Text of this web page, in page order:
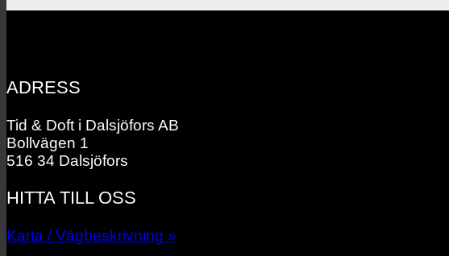
ADRESS
Tid & Doft i Dalsjöfors AB
Bollvägen 1
516 34 Dalsjöfors
HITTA TILL OSS
Karta / Vägbeskrivning »